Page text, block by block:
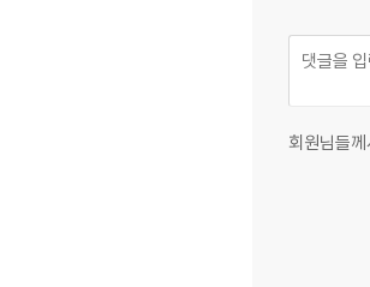
회원님들